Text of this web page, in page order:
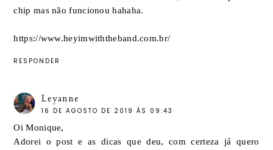
chip mas não funcionou hahaha.
https://www.heyimwiththeband.com.br/
RESPONDER
Leyanne
16 DE AGOSTO DE 2019 ÀS 09:43
Oi Monique,
Adorei o post e as dicas que deu, com certeza já quero